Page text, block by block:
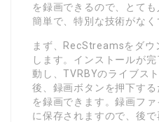
を録画できるので、とて
簡単で、特別な技術がなく
まず、RecStreamsをダウ
します。インストールが
動し、TVRBYのライブス
後、録画ボタンを押下す
を録画できます。録画フ
に保存されますので、後で